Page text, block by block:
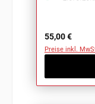
Regulärer
55,00 €
Preise inkl.